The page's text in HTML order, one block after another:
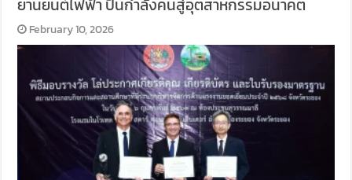
ยานยนต์ไฟฟ้า ปั้นกำลังคนสู่อุตสาหกรรมอนาคต
February 10, 2026